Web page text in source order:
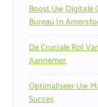
Boost Uw Digitale
Bureau In
De Cruciale Rol
Aannemer
Optimaliseer Uw
Succes